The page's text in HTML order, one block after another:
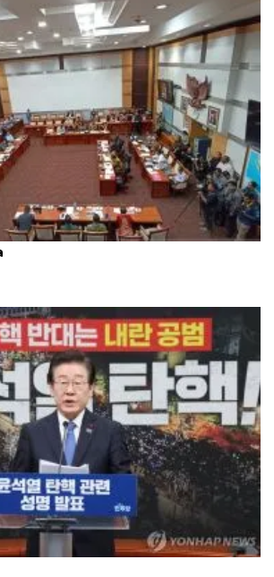
TNI bahas pengamanan Idul
tingkat kepuasan presiden